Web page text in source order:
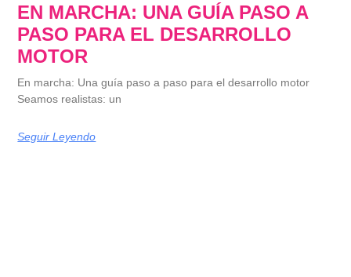
EN MARCHA: UNA GUÍA PASO A
PASO PARA EL DESARROLLO
MOTOR
En marcha: Una guía paso a paso para el desarrollo motor
Seamos realistas: un
Seguir Leyendo